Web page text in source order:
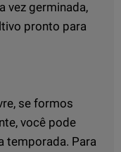
vez germinada,
pronto para
se formos
você pode
temporada. Para